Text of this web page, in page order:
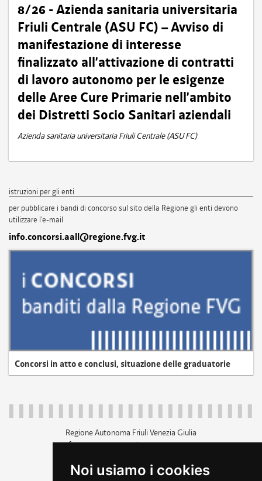
Noi usiamo i cookies
8/26 - Azienda sanitaria universitaria
Friuli Centrale (ASU FC) – Avviso di
manifestazione di interesse
finalizzato all’attivazione di contratti
di lavoro autonomo per le esigenze
delle Aree Cure Primarie nell’ambito
dei Distretti Socio Sanitari aziendali
Azienda sanitaria universitaria Friuli Centrale (ASU FC)
istruzioni per gli enti
per pubblicare i bandi di concorso sul sito della Regione gli enti devono
utilizzare l'e-mail
info.concorsi.aall@regione.fvg.it
Concorsi in atto e conclusi, situazione delle graduatorie
Regione Autonoma Friuli Venezia Giulia
c.f. 80014930327; p.iva 00526040324
+39 040 3771111